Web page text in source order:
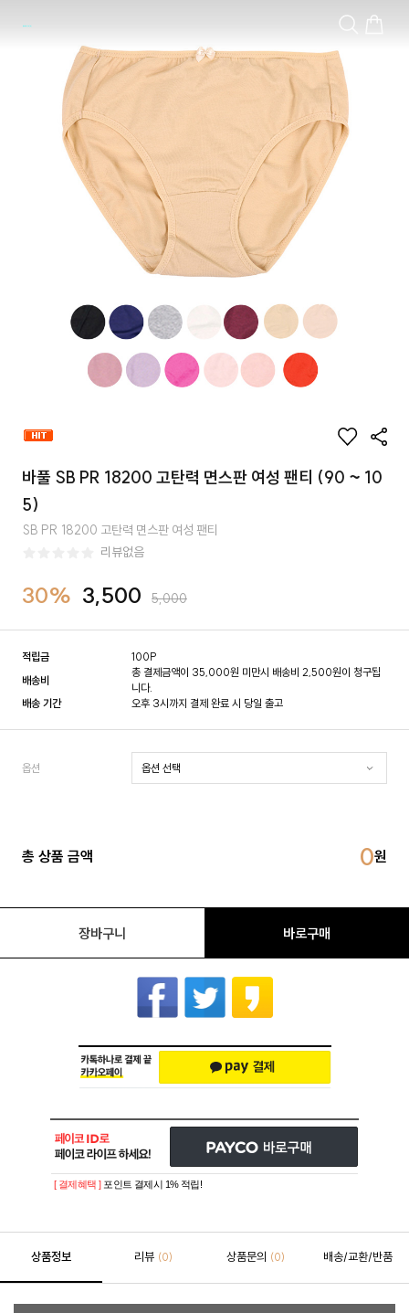
바풀 SB PR 18200 고탄력 면스판 여성 팬티 (90 ~ 10
5)
SB PR 18200 고탄력 면스판 여성 팬티
리뷰없음
30% 3,500 5,000
적립금
100P
배송비
총 결제금액이 35,000원 미만시 배송비 2,500원이 청구됩
니다.
배송 기간
오후 3시까지 결제 완료 시 당일 출고
옵션
총 상품 금액 0
장바구니 바로구매
[ 결제혜택 ] 포인트 결제시 1% 적립!
상품정보 리뷰 (0) 상품문의 (0) 배송/교환/반품